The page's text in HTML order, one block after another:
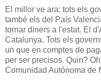
El millor ve ara: tots els
també els del País
tornar diners a l'estat. El
Catalunya. Tots els
un que en comptes de
per ser precisos. Quin?
Comunidad Autónoma de